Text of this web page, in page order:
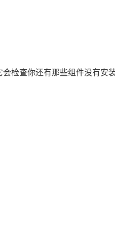
检查你还有那些组件没有安